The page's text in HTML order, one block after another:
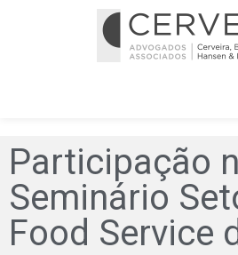
Participação
Seminário
Food Service